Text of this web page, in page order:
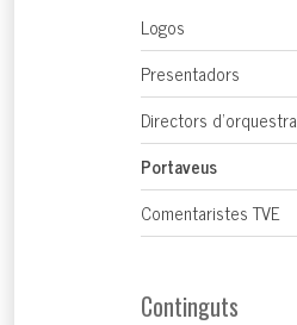
Logos
Presentadors
Directors d'orquestra
Portaveus
Comentaristes TVE
Continguts